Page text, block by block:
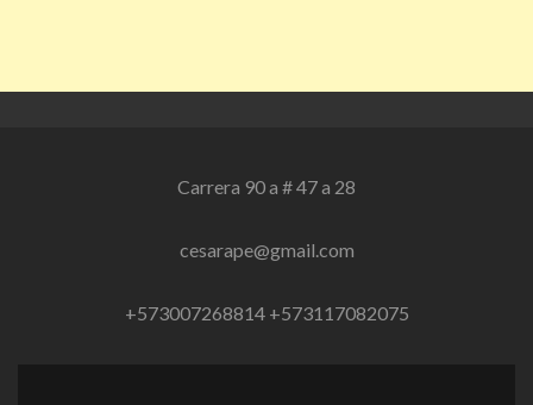
Carrera 90 a # 47 a 28
cesarape@gmail.com
+573007268814 +573117082075